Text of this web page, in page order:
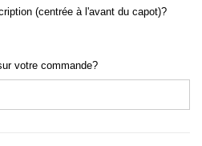
(centrée à l'avant du capot)?
votre commande?